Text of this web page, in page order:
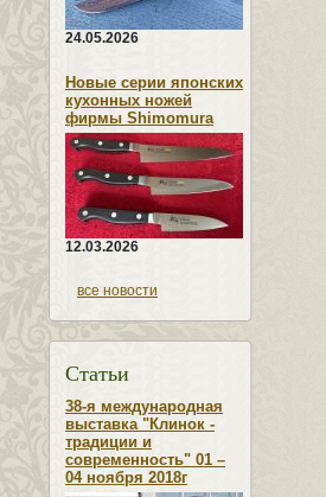
24.05.2026
Новые серии японских
кухонных ножей
фирмы Shimomura
12.03.2026
все новости
Статьи
38-я международная
выставка "Клинок -
традиции и
современность" 01 –
04 ноября 2018г